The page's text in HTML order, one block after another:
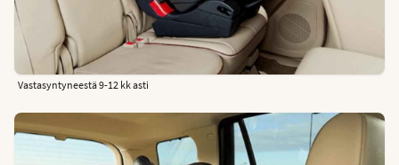
Vastasyntyneestä 9-12 kk asti